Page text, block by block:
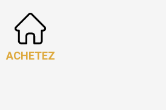
ACHETEZ